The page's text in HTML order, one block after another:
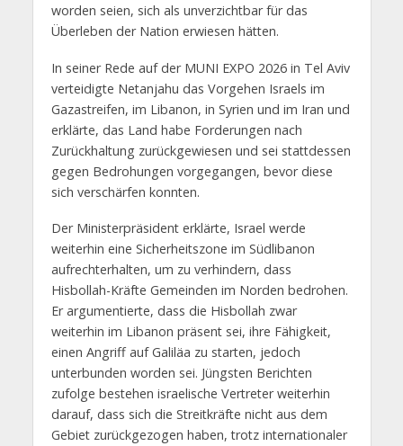
worden seien, sich als unverzichtbar für das
Überleben der Nation erwiesen hätten.
In seiner Rede auf der MUNI EXPO 2026 in Tel Aviv
verteidigte Netanjahu das Vorgehen Israels im
Gazastreifen, im Libanon, in Syrien und im Iran und
erklärte, das Land habe Forderungen nach
Zurückhaltung zurückgewiesen und sei stattdessen
gegen Bedrohungen vorgegangen, bevor diese
sich verschärfen konnten.
Der Ministerpräsident erklärte, Israel werde
weiterhin eine Sicherheitszone im Südlibanon
aufrechterhalten, um zu verhindern, dass
Hisbollah-Kräfte Gemeinden im Norden bedrohen.
Er argumentierte, dass die Hisbollah zwar
weiterhin im Libanon präsent sei, ihre Fähigkeit,
einen Angriff auf Galiläa zu starten, jedoch
unterbunden worden sei. Jüngsten Berichten
zufolge bestehen israelische Vertreter weiterhin
darauf, dass sich die Streitkräfte nicht aus dem
Gebiet zurückgezogen haben, trotz internationaler